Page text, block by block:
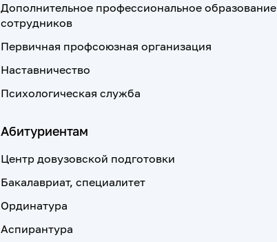
Дополнительное профессиональное образование
сотрудников
Первичная профсоюзная организация
Наставничество
Психологическая служба
Абитуриентам
Центр довузовской подготовки
Бакалавриат, специалитет
Ординатура
Аспирантура